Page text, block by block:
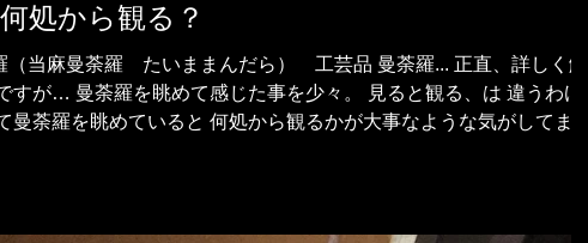
処から観る？
当麻曼荼羅 たいままんだら） 工芸品 曼荼羅... 正直、詳しく解
すが… 曼荼羅を眺めて感じた事を少々。 見ると観る、は 違うわけ
曼荼羅を眺めていると 何処から観るかが大事なような気がしてま